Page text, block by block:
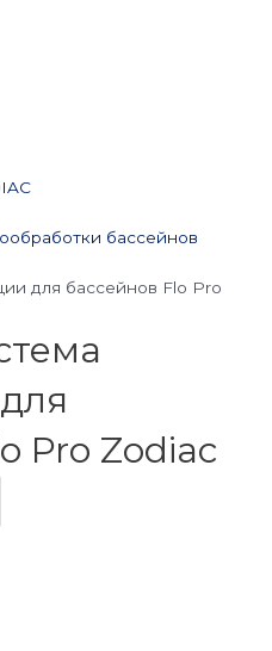
бассейнов
для бассейнов Flo Pro
Pro Zodiac